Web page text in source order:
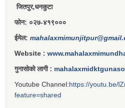
जितपुर,धनकुटा
फोन: ०२७-४१९०००
ईमेल:
Website :
गुनासोको लागी :
Youtube Channel:https://youtu.be/
feature=shared